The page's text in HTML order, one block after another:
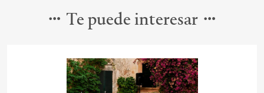
Te puede interesar